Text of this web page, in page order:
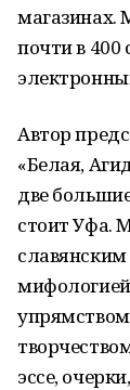
магазинах.
почти в 400
Автор
«Белая,
две
стоит Уфа.
эссе,